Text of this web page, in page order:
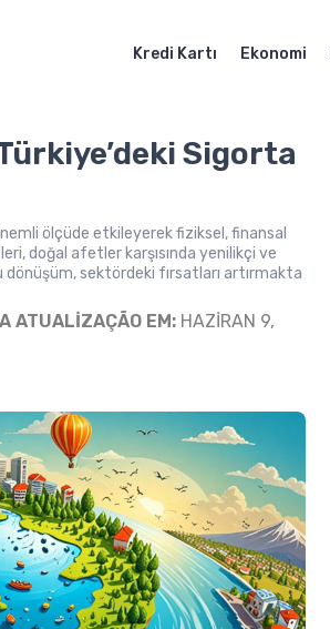
Kredi Kartı Ekonomi
Sigorta
ölçüde etkileyerek fiziksel, finansal
doğal afetler karşısında yenilikçi ve
sektördeki fırsatları artırmakta
ATUALIZAÇÃO EM: HAZIRAN 9,